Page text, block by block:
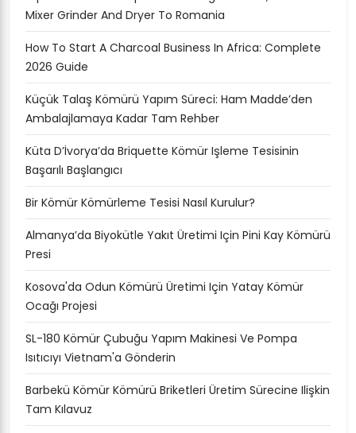
Mixer Grinder And Dryer To Romania
How To Start A Charcoal Business In Africa: Complete
2026 Guide
Küçük Talaş Kömürü Yapım Süreci: Ham Madde’den
Ambalajlamaya Kadar Tam Rehber
Küta D’İvorya’da Briquette Kömür Işleme Tesisinin
Başarılı Başlangıcı
Bir Kömür Kömürleme Tesisi Nasıl Kurulur?
Almanya’da Biyokütle Yakıt Üretimi Için Pini Kay Kömürü
Presi
Kosova'da Odun Kömürü Üretimi Için Yatay Kömür
Ocağı Projesi
SL-180 Kömür Çubuğu Yapım Makinesi Ve Pompa
Isıtıcıyı Vietnam'a Gönderin
Barbekü Kömür Kömürü Briketleri Üretim Sürecine Ilişkin
Tam Kılavuz